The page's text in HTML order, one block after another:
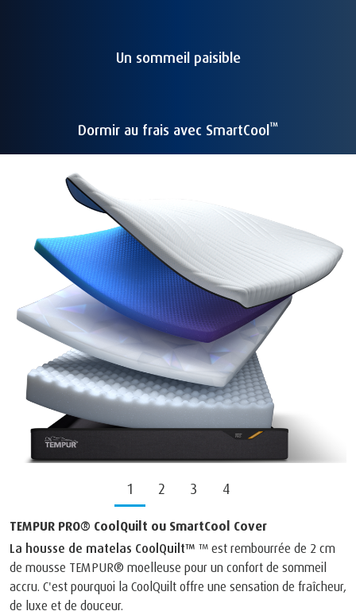
Un sommeil paisible
Dormir au frais avec SmartCool™
1 2 3 4
TEMPUR PRO® CoolQuilt ou SmartCool Cover
La housse de matelas CoolQuilt™ ™ est rembourrée de 2 cm
de mousse TEMPUR® moelleuse pour un confort de sommeil
accru. C'est pourquoi la CoolQuilt offre une sensation de fraîcheur,
de luxe et de douceur.